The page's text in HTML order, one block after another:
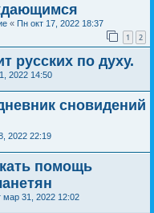
« Пн окт 17, 2022 18:37
1 2
русских по духу.
2022 14:50
сновидений
2022 22:19
помощь
мар 31, 2022 12:02